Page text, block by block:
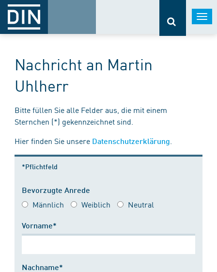
Nachricht an Martin
Uhlherr
Bitte füllen Sie alle Felder aus, die mit einem
Sternchen (*) gekennzeichnet sind.
Hier finden Sie unsere Datenschutzerklärung
*Pflichtfeld
Bevorzugte Anrede
Männlich Weiblich Neutral
Vorname*
Nachname*